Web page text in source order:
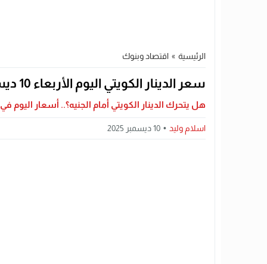
الرئيسية » اقتصاد وبنوك
سعر الدينار الكويتي اليوم الأربعاء 10 ديسمبر 2025 في البنوك المصرية
هل يتحرك الدينار الكويتي أمام الجنيه؟.. أسعار اليوم
اسلام وليد 10 ديسمبر 2025